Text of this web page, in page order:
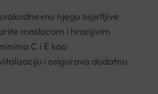
njegu osjetljive
maslacom i hranjivim
C i E kao
i osigurava dodatnu